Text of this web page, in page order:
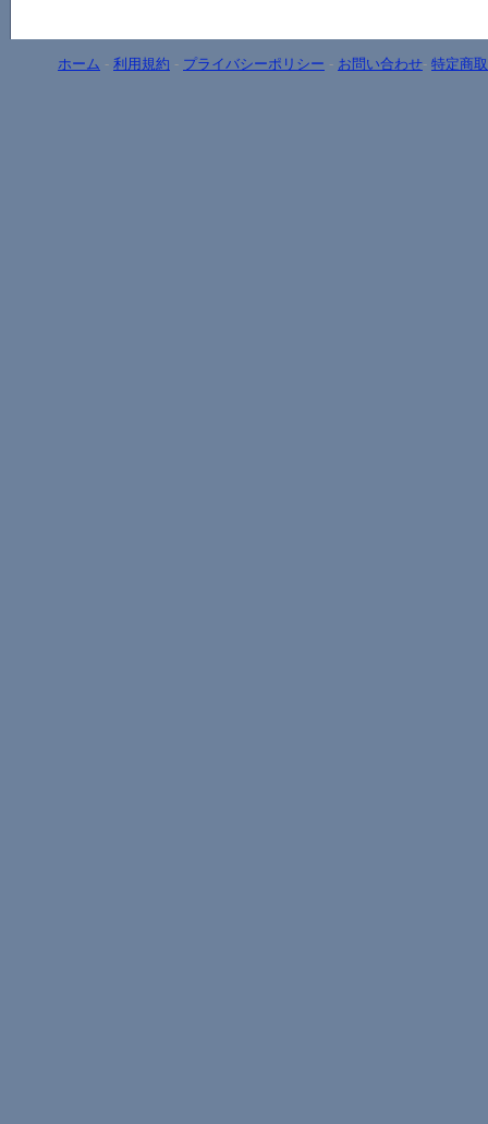
ホーム - 利用規約 - プライバシーポリシー - お問い合わせ- 特定商